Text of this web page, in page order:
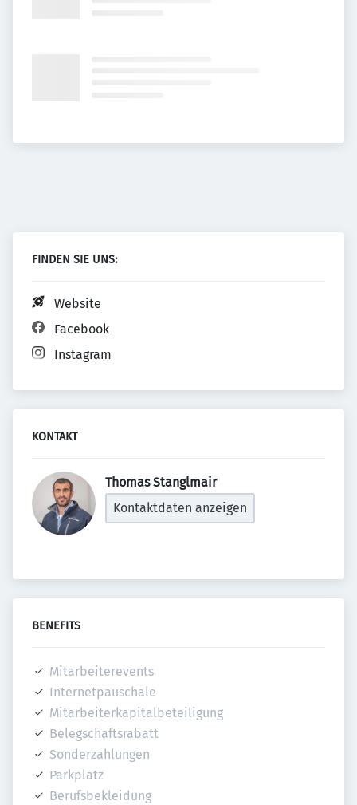
FINDEN SIE UNS:
Website
Facebook
Instagram
KONTAKT
Thomas Stanglmair
Kontaktdaten anzeigen
BENEFITS
Mitarbeiterevents
Internetpauschale
Mitarbeiterkapitalbeteiligung
Belegschaftsrabatt
Sonderzahlungen
Parkplatz
Berufsbekleidung